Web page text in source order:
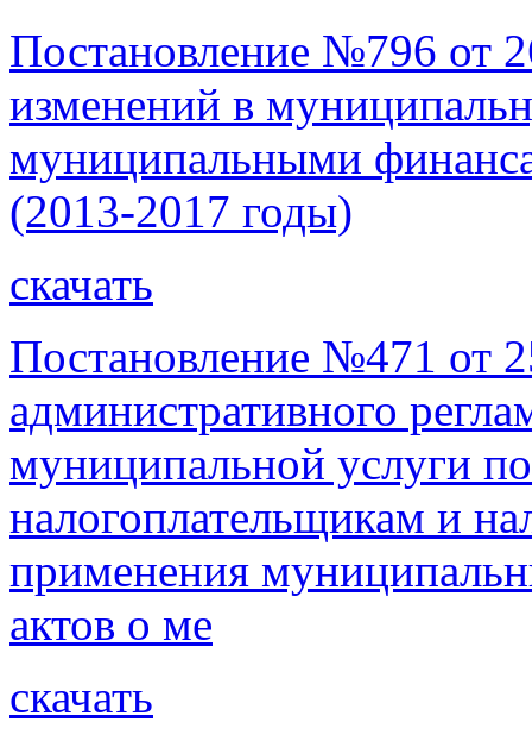
Постановление №796 от
изменений в
муниципальными
(2013-2017 годы)
скачать
Постановление №471 от
административного
муниципальной услуги
налогоплательщикам и
применения
актов о ме
скачать